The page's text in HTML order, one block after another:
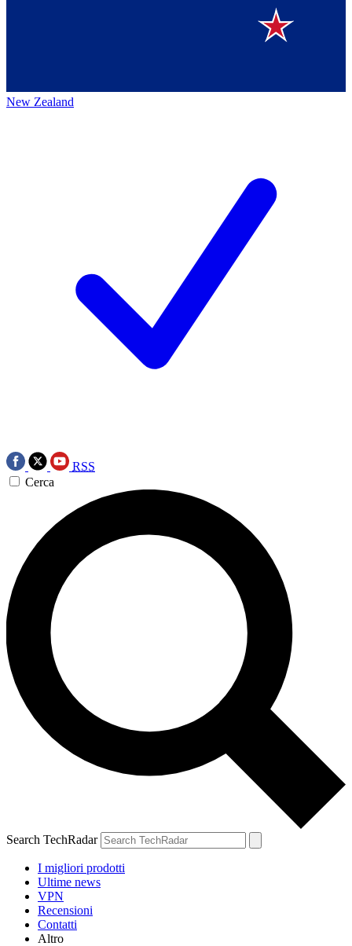
New Zealand
RSS
Cerca
Search TechRadar
I migliori prodotti
Ultime news
VPN
Recensioni
Contatti
Altro